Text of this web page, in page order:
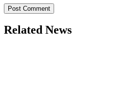
Related News